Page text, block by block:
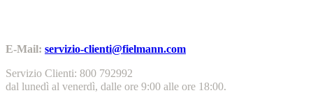
E-Mail: servizio-clienti@fielmann.com
Servizio Clienti: 800 792992
dal lunedì al venerdì, dalle ore 9:00 alle ore 18:00.